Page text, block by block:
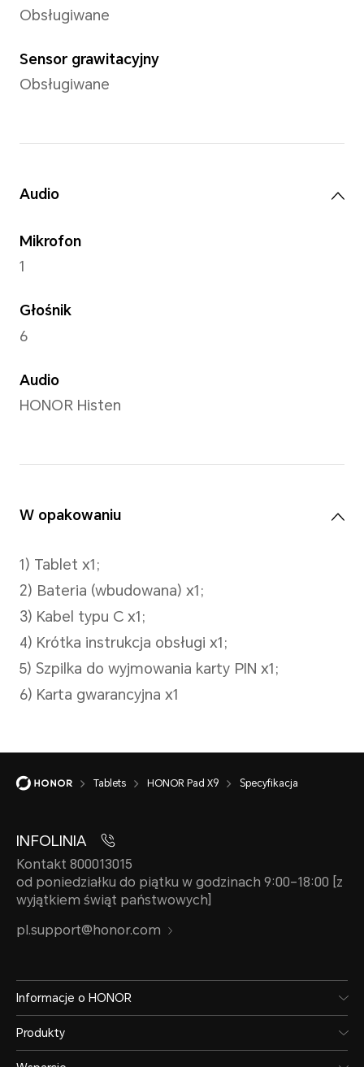
mniejsza, ponieważ część
Uwaga: Piksele zdjęć w różnych
należy sprawdzić rzeczywistą
Aparat 5 MP (Fno2.2 FF)
Uwaga: liczba pikseli na zdjęciach
fotografowania może się różnić, w
aktualnej sytuacji.
Tryb przechwytywania
lustrzane odbicie selfie (z
Pojemność baterii
Tablets HONOR Pad X9 Specyfikacja
INFOLINIA
Kontakt 800013015
od poniedziałku do piątku w godzinach 9:00–18:00 [z
wyjątkiem świąt państwowych]
pl.support@honor.com
Informacje o HONOR
Produkty